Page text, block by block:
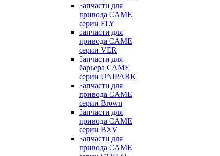
Запчасти для
привода CAME
серии FLY
Запчасти для
привода CAME
серии VER
Запчасти для
барьера CAME
серии UNIPARK
Запчасти для
привода CAME
серии Brown
Запчасти для
привода CAME
серии BXV
Запчасти для
привода CAME